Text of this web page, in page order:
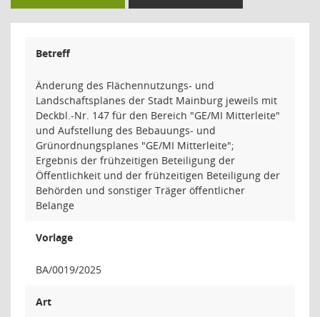
Betreff
Änderung des Flächennutzungs- und
Landschaftsplanes der Stadt Mainburg jeweils mit
Deckbl.-Nr. 147 für den Bereich "GE/MI Mitterleite"
und Aufstellung des Bebauungs- und
Grünordnungsplanes "GE/MI Mitterleite";
Ergebnis der frühzeitigen Beteiligung der
Öffentlichkeit und der frühzeitigen Beteiligung der
Behörden und sonstiger Träger öffentlicher
Belange
Vorlage
BA/0019/2025
Art